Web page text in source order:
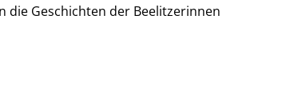
die Geschichten der Beelitzerinnen